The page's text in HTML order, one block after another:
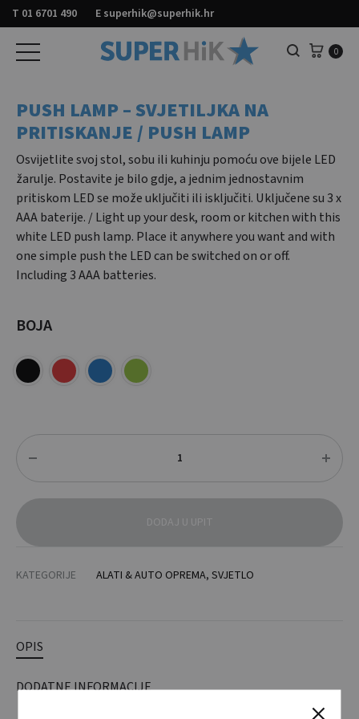
T 01 6701 490 E superhik@superhik.hr
Pretraga 0
PUSH LAMP – SVJETILJKA NA
PRITISKANJE / PUSH LAMP
Osvijetlite svoj stol, sobu ili kuhinju pomoću ove bijele LED
žarulje. Postavite je bilo gdje, a jednim jednostavnim
pritiskom LED se može uključiti ili isključiti. Uključene su 3 x
AAA baterije. / Light up your desk, room or kitchen with this
white LED push lamp. Place it anywhere you want and with
one simple push the LED can be switched on or off.
Including 3 AAA batteries.
BOJA
Količina
DODAJ U UPIT
KATEGORIJE ALATI & AUTO OPREMA, SVJETLO
OPIS
DODATNE INFORMACIJE